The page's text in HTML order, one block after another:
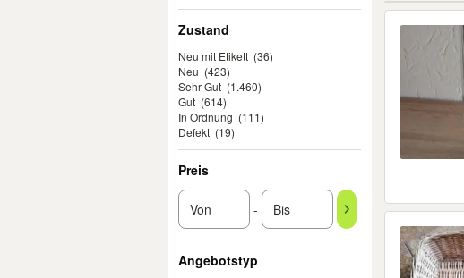
Zustand
Neu mit Etikett (36)
Neu (423)
Sehr Gut (1.460)
Gut (614)
In Ordnung (111)
Defekt (19)
Preis
-
Angebotstyp